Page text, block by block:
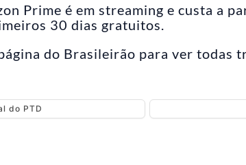
Prime é em streaming e custa a
30 dias gratuitos.
do Brasileirão para ver todas
do PTD